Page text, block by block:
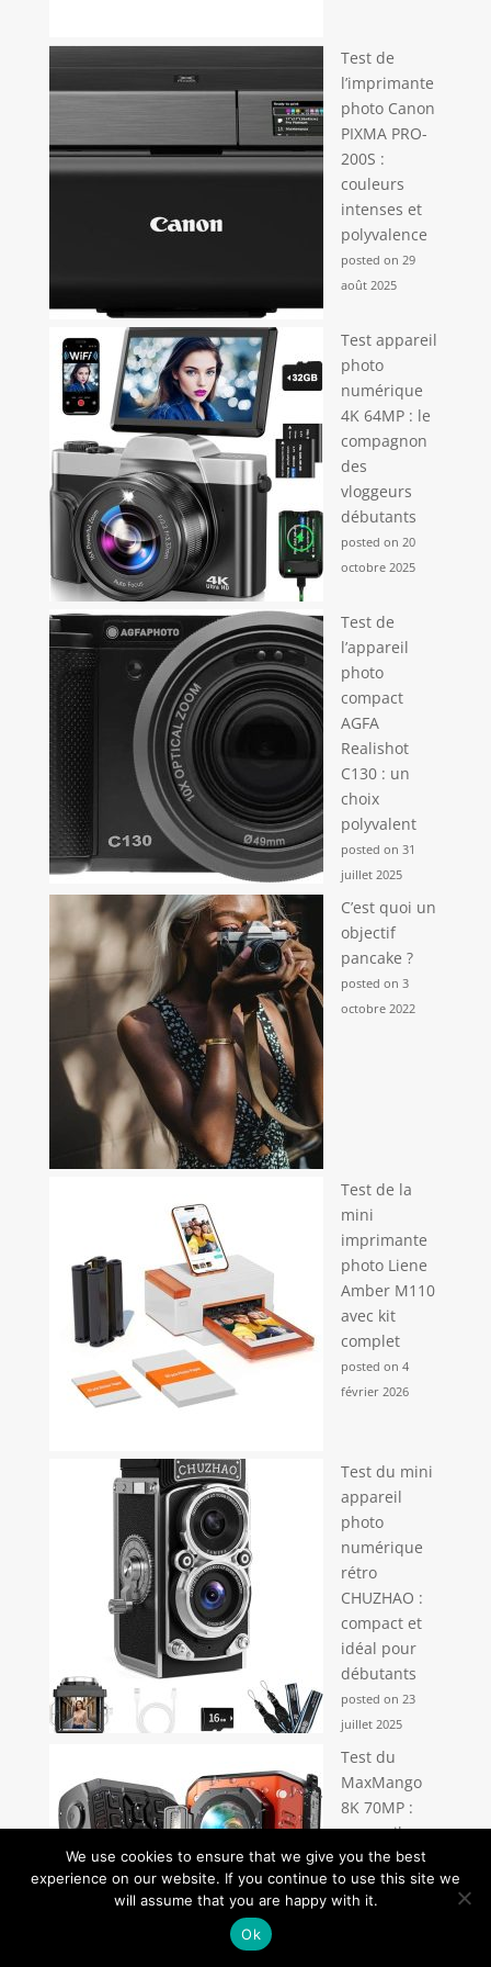
Test de
l’imprimante
photo Canon
PIXMA PRO-
200S :
couleurs
intenses et
polyvalence
posted on 29
août 2025
Test appareil
photo
numérique
4K 64MP : le
compagnon
des
vloggeurs
débutants
posted on 20
octobre 2025
Test de
l’appareil
photo
compact
AGFA
Realishot
C130 : un
choix
polyvalent
posted on 31
juillet 2025
C’est quoi un
objectif
pancake ?
posted on 3
octobre 2022
Test de la
mini
imprimante
photo Liene
Amber M110
avec kit
complet
posted on 4
février 2026
Test du mini
appareil
photo
numérique
rétro
CHUZHAO :
compact et
idéal pour
débutants
posted on 23
juillet 2025
Test du
MaxMango
8K 70MP :
appareil
photo
numérique
étanche à
We use cookies to ensure that we give you the best
experience on our website. If you continue to use this site we
will assume that you are happy with it.
Ok